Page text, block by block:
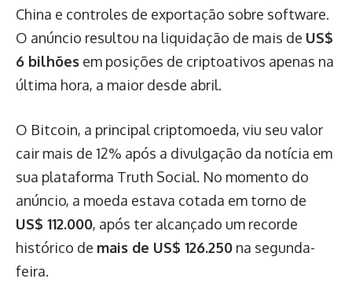
China e controles de exportação sobre software.
O anúncio resultou na liquidação de mais de US$
6 bilhões em posições de criptoativos apenas na
última hora, a maior desde abril.
O Bitcoin, a principal criptomoeda, viu seu valor
cair mais de 12% após a divulgação da notícia em
sua plataforma Truth Social. No momento do
anúncio, a moeda estava cotada em torno de
US$ 112.000, após ter alcançado um recorde
histórico de mais de US$ 126.250 na segunda-
feira.